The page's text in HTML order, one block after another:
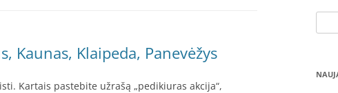
Kaunas, Klaipeda, Panevėžys
Kartais pastebite užrašą „pedikiuras akcija“,